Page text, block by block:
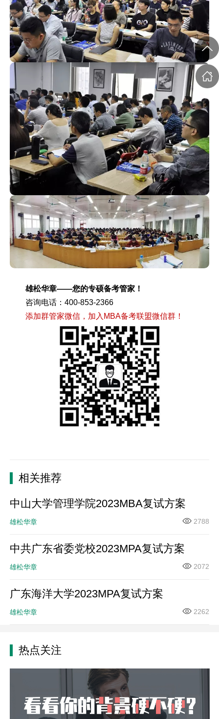
雄松华章——您的专硕备考管家！
咨询电话：400-853-2366
添加群管家微信，加入MBA备考联盟微信群！
相关推荐
中山大学管理学院2023MBA复试方案
雄松华章 2788
中共广东省委党校2023MPA复试方案
雄松华章 2072
广东海洋大学2023MPA复试方案
雄松华章 2262
热点关注